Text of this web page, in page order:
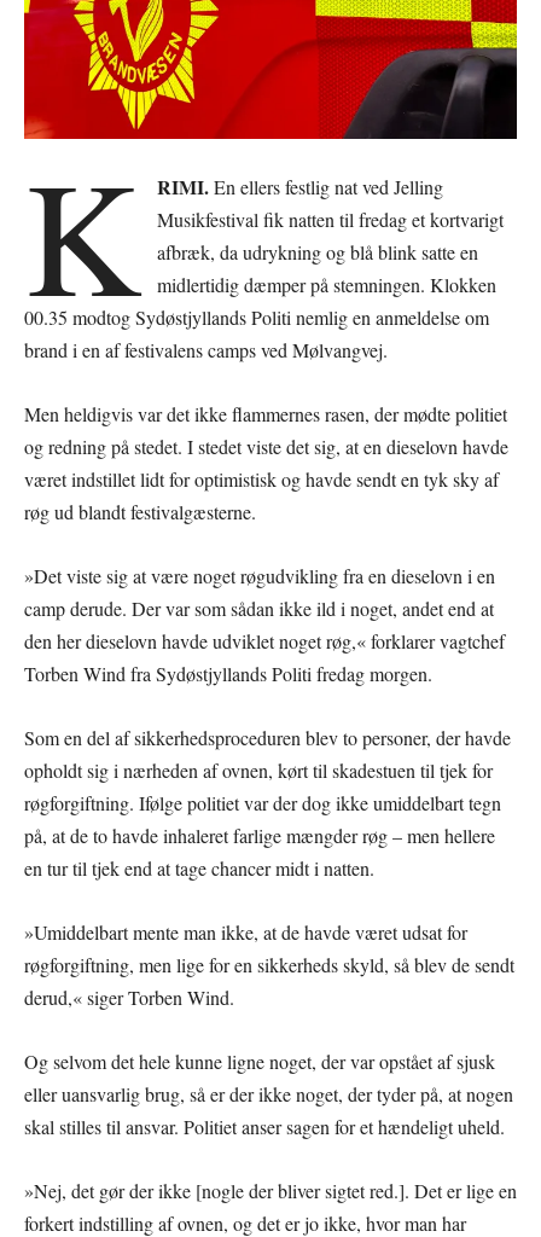
K RIMI.En ellers festlig nat ved Jelling
Musikfestival fik natten til fredag et kortvarigt
afbræk, da udrykning og blå blink satte en
midlertidig dæmper på stemningen. Klokken
00.35 modtog Sydøstjyllands Politi nemlig en anmeldelse om
brand i en af festivalens camps ved Mølvangvej.
Men heldigvis var det ikke flammernes rasen, der mødte politiet
og redning på stedet. I stedet viste det sig, at en dieselovn havde
været indstillet lidt for optimistisk og havde sendt en tyk sky af
røg ud blandt festivalgæsterne.
»Det viste sig at være noget røgudvikling fra en dieselovn i en
camp derude. Der var som sådan ikke ild i noget, andet end at
den her dieselovn havde udviklet noget røg,« forklarer vagtchef
Torben Wind fra Sydøstjyllands Politi fredag morgen.
Som en del af sikkerhedsproceduren blev to personer, der havde
opholdt sig i nærheden af ovnen, kørt til skadestuen til tjek for
røgforgiftning. Ifølge politiet var der dog ikke umiddelbart tegn
på, at de to havde inhaleret farlige mængder røg – men hellere
en tur til tjek end at tage chancer midt i natten.
»Umiddelbart mente man ikke, at de havde været udsat for
røgforgiftning, men lige for en sikkerheds skyld, så blev de sendt
derud,« siger Torben Wind.
Og selvom det hele kunne ligne noget, der var opstået af sjusk
eller uansvarlig brug, så er der ikke noget, der tyder på, at nogen
skal stilles til ansvar. Politiet anser sagen for et hændeligt uheld.
»Nej, det gør der ikke [nogle der bliver sigtet red.]. Det er lige en
forkert indstilling af ovnen, og det er jo ikke, hvor man har